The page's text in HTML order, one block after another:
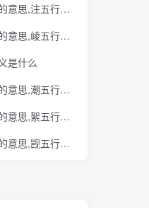
思,注五行笔画
思,崚五行笔画
是什么
思,潮五行笔画
思,絮五行笔画
思,觊五行笔画